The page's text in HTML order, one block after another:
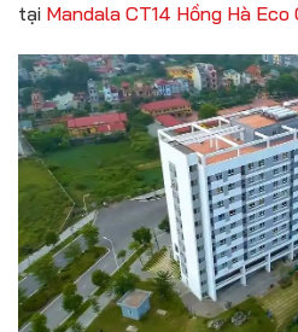
tại Mandala CT14 Hồng Hà Eco